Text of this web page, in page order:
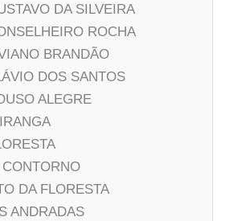
DA SILVEIRA
ROCHA
BRANDÃO
DOS SANTOS
ALEGRE
DA FLORESTA
ANDRADAS